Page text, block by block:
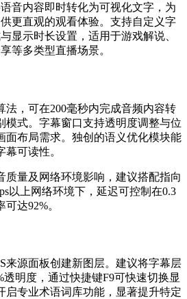
音内容即时转化为可视化文字，为
更直观的观看体验。支持自定义字
显示时长设置，适用于游戏解说、
等多类型直播场景。
法，可在200毫秒内完成音频内容转
模式。字幕窗口支持透明度调整与位
面布局需求。独创的语义优化模块能
可读性。
质量及网络环境影响，建议搭配指向
以上网络环境下，延迟可控制在0.3
达92%。
来源面板创建新图层。建议将字幕层
明度，通过快捷键F9可快速切换显
启专业术语词库功能，显著提升特定